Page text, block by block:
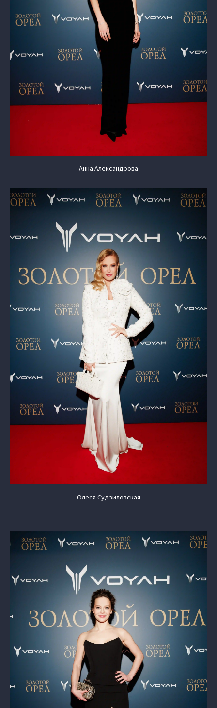
Анна Александрова
Олеся Судзиловская